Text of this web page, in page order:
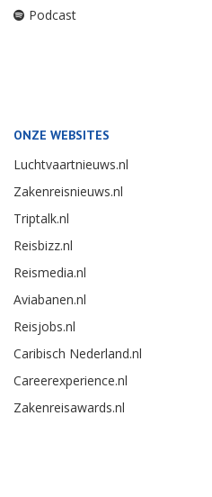
Podcast
ONZE WEBSITES
Luchtvaartnieuws.nl
Zakenreisnieuws.nl
Triptalk.nl
Reisbizz.nl
Reismedia.nl
Aviabanen.nl
Reisjobs.nl
Caribisch Nederland.nl
Careerexperience.nl
Zakenreisawards.nl